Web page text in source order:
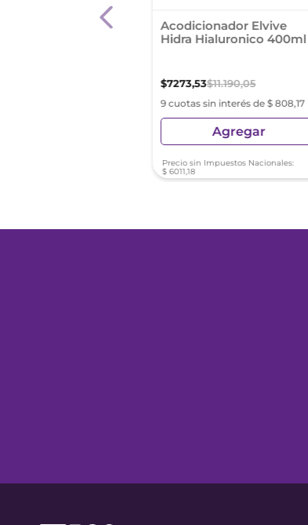
Elvive
Acodicionador Elvive
Hidra Hialuronico 400ml
$7273,53$11.190,05
9 cuotas sin interés de $ 808,17
Agregar
Precio sin Impuestos Nacionales:
$ 6011,18